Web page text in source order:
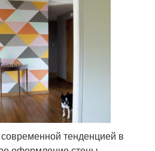
тенденцией в